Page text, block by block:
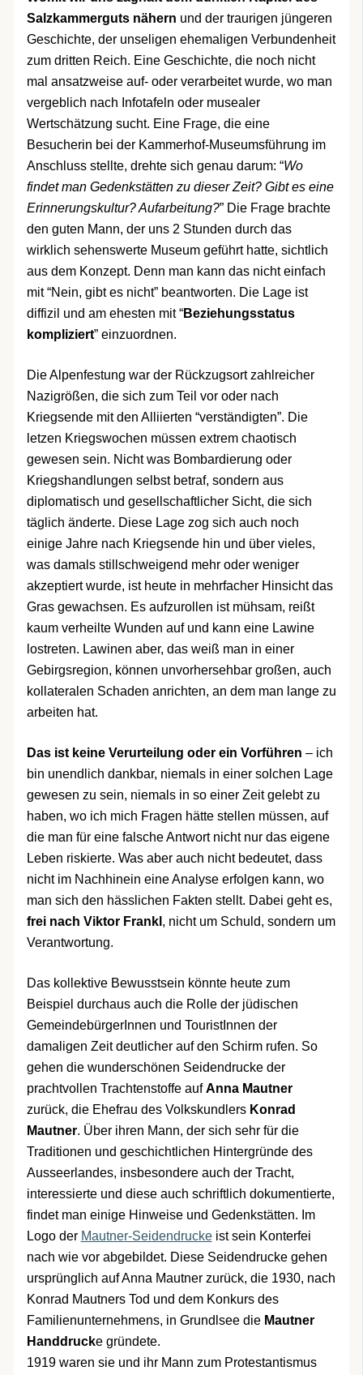
Salzkammerguts nähern und der traurigen jüngeren
Geschichte, der unseligen ehemaligen Verbundenheit
zum dritten Reich. Eine Geschichte, die noch nicht
mal ansatzweise auf- oder verarbeitet wurde, wo man
vergeblich nach Infotafeln oder musealer
Wertschätzung sucht. Eine Frage, die eine
Besucherin bei der Kammerhof-Museumsführung im
Anschluss stellte, drehte sich genau darum: “Wo
findet man Gedenkstätten zu dieser Zeit? Gibt es eine
Erinnerungskultur? Aufarbeitung?” Die Frage brachte
den guten Mann, der uns 2 Stunden durch das
wirklich sehenswerte Museum geführt hatte, sichtlich
aus dem Konzept. Denn man kann das nicht einfach
mit “Nein, gibt es nicht” beantworten. Die Lage ist
diffizil und am ehesten mit “Beziehungsstatus
kompliziert” einzuordnen.
Die Alpenfestung war der Rückzugsort zahlreicher
Nazigrößen, die sich zum Teil vor oder nach
Kriegsende mit den Alliierten “verständigten”. Die
letzen Kriegswochen müssen extrem chaotisch
gewesen sein. Nicht was Bombardierung oder
Kriegshandlungen selbst betraf, sondern aus
diplomatisch und gesellschaftlicher Sicht, die sich
täglich änderte. Diese Lage zog sich auch noch
einige Jahre nach Kriegsende hin und über vieles,
was damals stillschweigend mehr oder weniger
akzeptiert wurde, ist heute in mehrfacher Hinsicht das
Gras gewachsen. Es aufzurollen ist mühsam, reißt
kaum verheilte Wunden auf und kann eine Lawine
lostreten. Lawinen aber, das weiß man in einer
Gebirgsregion, können unvorhersehbar großen, auch
kollateralen Schaden anrichten, an dem man lange zu
arbeiten hat.
Das ist keine Verurteilung oder ein Vorführen – ich
bin unendlich dankbar, niemals in einer solchen Lage
gewesen zu sein, niemals in so einer Zeit gelebt zu
haben, wo ich mich Fragen hätte stellen müssen, auf
die man für eine falsche Antwort nicht nur das eigene
Leben riskierte. Was aber auch nicht bedeutet, dass
nicht im Nachhinein eine Analyse erfolgen kann, wo
man sich den hässlichen Fakten stellt. Dabei geht es,
frei nach Viktor Frankl , nicht um Schuld, sondern um
Verantwortung.
Das kollektive Bewusstsein könnte heute zum
Beispiel durchaus auch die Rolle der jüdischen
GemeindebürgerInnen und TouristInnen der
damaligen Zeit deutlicher auf den Schirm rufen. So
gehen die wunderschönen Seidendrucke der
prachtvollen Trachtenstoffe aufAnna Mautner
zurück, die Ehefrau des Volkskundlers Konrad
Mautner. Über ihren Mann, der sich sehr für die
Traditionen und geschichtlichen Hintergründe des
Ausseerlandes, insbesondere auch der Tracht,
interessierte und diese auch schriftlich dokumentierte,
findet man einige Hinweise und Gedenkstätten. Im
Logo der Mautner-Seidendruckeist sein Konterfei
nach wie vor abgebildet. Diese Seidendrucke gehen
ursprünglich auf Anna Mautner zurück, die 1930, nach
Konrad Mautners Tod und dem Konkurs des
Familienunternehmens, in Grundlsee dieMautner
Handdrucke gründete.
1919 waren sie und ihr Mann zum Protestantismus